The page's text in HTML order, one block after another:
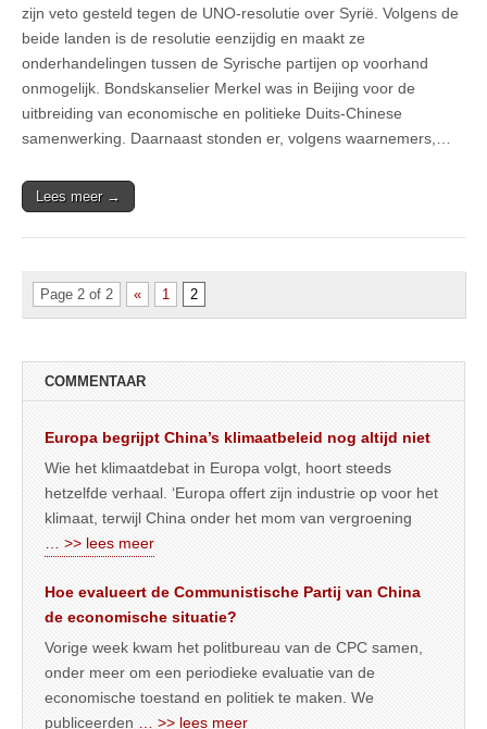
zijn veto gesteld tegen de UNO-resolutie over Syrië. Volgens de
beide landen is de resolutie eenzijdig en maakt ze
onderhandelingen tussen de Syrische partijen op voorhand
onmogelijk. Bondskanselier Merkel was in Beijing voor de
uitbreiding van economische en politieke Duits-Chinese
samenwerking. Daarnaast stonden er, volgens waarnemers,…
Lees meer →
Page 2 of 2 « 1 2
COMMENTAAR
Europa begrijpt China’s klimaatbeleid nog altijd niet
Wie het klimaatdebat in Europa volgt, hoort steeds
hetzelfde verhaal. ‘Europa offert zijn industrie op voor het
klimaat, terwijl China onder het mom van vergroening
… >> lees meer
Hoe evalueert de Communistische Partij van China
de economische situatie?
Vorige week kwam het politbureau van de CPC samen,
onder meer om een periodieke evaluatie van de
economische toestand en politiek te maken. We
publiceerden
… >> lees meer